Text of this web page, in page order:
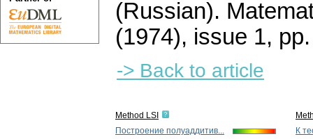
(Russian).
(1974), issue 1,
-> Back to article
Method LSI
Построение полуаддитив...
К